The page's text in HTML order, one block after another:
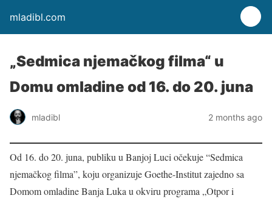
mladibl.com
„Sedmica njemačkog filma“ u
Domu omladine od 16. do 20. juna
mladibl 2 months ago
Od 16. do 20. juna, publiku u Banjoj Luci očekuje “Sedmica
njemačkog filma”, koju organizuje Goethe-Institut zajedno sa
Domom omladine Banja Luka u okviru programa „Otpor i